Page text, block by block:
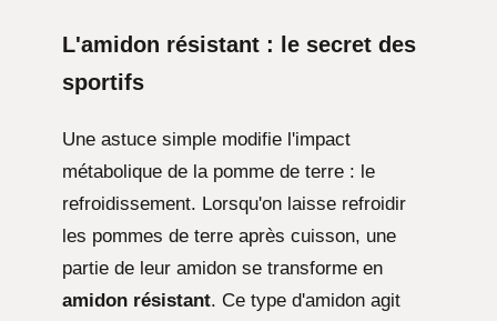
L'amidon résistant : le secret des
sportifs
Une astuce simple modifie l'impact
métabolique de la pomme de terre : le
refroidissement. Lorsqu'on laisse refroidir
les pommes de terre après cuisson, une
partie de leur amidon se transforme en
amidon résistant. Ce type d'amidon agit